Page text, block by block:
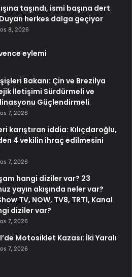
taşındı, ismi başına dert
herkes dalga geçiyor
8, 2026
eylemi
Bakanı: Çin ve Brezilya
İletişimi Sürdürmeli ve
Güçlendirmeli
7, 2026
karıştıran iddia: Kılıçdaroğlu,
4 vekilin ihraç edilmesini
7, 2026
hangi diziler var? 23
yayın akışında neler var?
TV, NOW, TV8, TRT1, Kanal
diziler var?
7, 2026
Motosiklet Kazası: İki Yaralı
7, 2026